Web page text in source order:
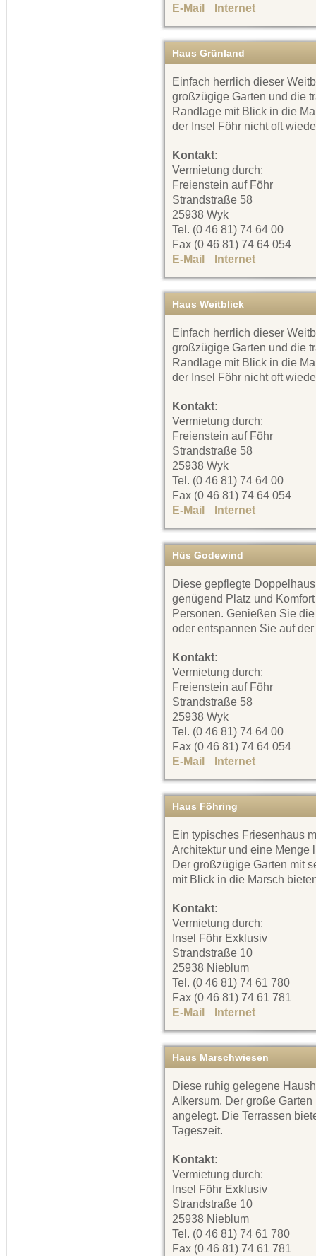
E-Mail Internet
Haus Grünland
Einfach herrlich dieser
großzügige Garten und die
Randlage mit Blick in die
der Insel Föhr nicht oft
Kontakt:
Vermietung durch:
Freienstein auf Föhr
Strandstraße 58
25938 Wyk
Tel. (0 46 81) 74 64 00
Fax (0 46 81) 74 64 054
E-Mail
Internet
Haus Weitblick
Einfach herrlich dieser
großzügige Garten und die
Randlage mit Blick in die
der Insel Föhr nicht oft
Kontakt:
Vermietung durch:
Freienstein auf Föhr
Strandstraße 58
25938 Wyk
Tel. (0 46 81) 74 64 00
Fax (0 46 81) 74 64 054
E-Mail
Internet
Hüs Godewind
Diese gepflegte
genügend Platz und
Personen. Genießen Sie
oder entspannen Sie auf
Kontakt:
Vermietung durch:
Freienstein auf Föhr
Strandstraße 58
25938 Wyk
Tel. (0 46 81) 74 64 00
Fax (0 46 81) 74 64 054
E-Mail
Internet
Haus Föhring
Ein typisches Friesenhaus
Architektur und eine Menge
Der großzügige Garten mit
mit Blick in die Marsch
Kontakt:
Vermietung durch:
Insel Föhr Exklusiv
Strandstraße 10
25938 Nieblum
Tel. (0 46 81) 74 61 780
Fax (0 46 81) 74 61 781
E-Mail
Internet
Haus Marschwiesen
Diese ruhig gelegene
Alkersum. Der große Garten
angelegt. Die Terrassen
Tageszeit.
Kontakt:
Vermietung durch:
Insel Föhr Exklusiv
Strandstraße 10
25938 Nieblum
Tel. (0 46 81) 74 61 780
Fax (0 46 81) 74 61 781